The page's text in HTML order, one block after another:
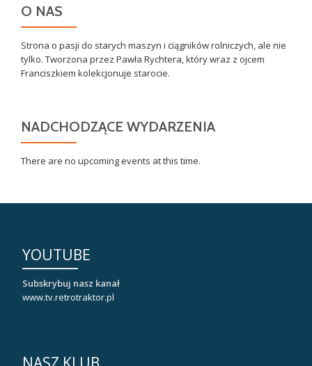
O NAS
Strona o pasji do starych maszyn i ciągników rolniczych, ale nie
tylko. Tworzona przez Pawła Rychtera, który wraz z ojcem
Franciszkiem kolekcjonuje starocie.
NADCHODZĄCE WYDARZENIA
There are no upcoming events at this time.
YOUTUBE
Subskrybuj nasz kanał
www.tv.retrotraktor.pl